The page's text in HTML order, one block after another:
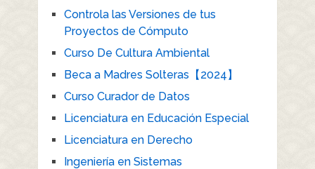
Controla las Versiones de tus
Proyectos de Cómputo
Curso De Cultura Ambiental
Beca a Madres Solteras【2024】
Curso Curador de Datos
Licenciatura en Educación Especial
Licenciatura en Derecho
Ingeniería en Sistemas